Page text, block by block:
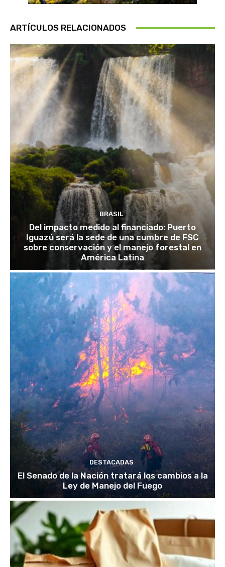
ARTÍCULOS RELACIONADOS
BRASIL
Del impacto medido al financiado: Puerto
Iguazú será la sede de una cumbre de FSC
sobre conservación y el manejo forestal en
América Latina
DESTACADAS
El Senado de la Nación tratará los cambios a la
Ley de Manejo del Fuego